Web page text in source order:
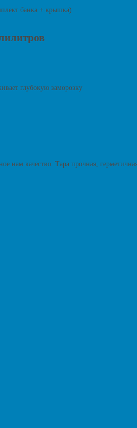
банка + крышка)
глубокую заморозку
качество. Тара прочная,